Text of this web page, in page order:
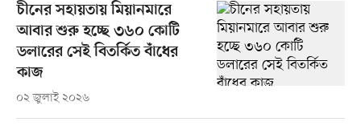
চীনের সহায়তায় মিয়ানমারে
আবার শুরু হচ্ছে ৩৬০ কোটি
ডলারের সেই বিতর্কিত বাঁধের
কাজ
০২ জুলাই ২০২৬